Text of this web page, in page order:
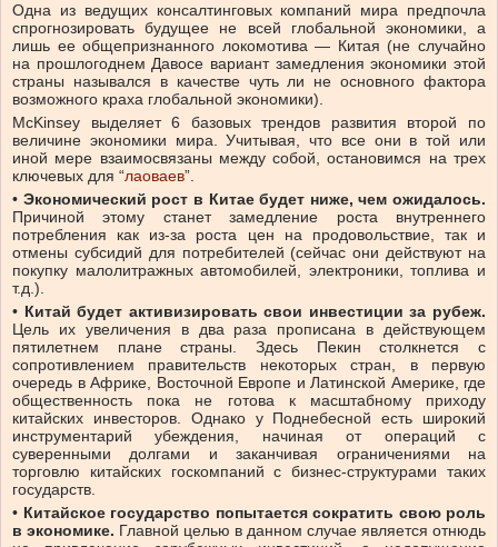
Одна из ведущих консалтинговых компаний мира предпочла
спрогнозировать будущее не всей глобальной экономики, а
лишь ее общепризнанного локомотива — Китая (не случайно
на прошлогоднем Давосе вариант замедления экономики этой
страны назывался в качестве чуть ли не основного фактора
возможного краха глобальной экономики).
McKinsey выделяет 6 базовых трендов развития второй по
величине экономики мира. Учитывая, что все они в той или
иной мере взаимосвязаны между собой, остановимся на трех
ключевых для “лаоваев”.
• Экономический рост в Китае будет ниже, чем ожидалось.
Причиной этому станет замедление роста внутреннего
потребления как из-за роста цен на продовольствие, так и
отмены субсидий для потребителей (сейчас они действуют на
покупку малолитражных автомобилей, электроники, топлива и
т.д.).
• Китай будет активизировать свои инвестиции за рубеж.
Цель их увеличения в два раза прописана в действующем
пятилетнем плане страны. Здесь Пекин столкнется с
сопротивлением правительств некоторых стран, в первую
очередь в Африке, Восточной Европе и Латинской Америке, где
общественность пока не готова к масштабному приходу
китайских инвесторов. Однако у Поднебесной есть широкий
инструментарий убеждения, начиная от операций с
суверенными долгами и заканчивая ограничениями на
торговлю китайских госкомпаний с бизнес-структурами таких
государств.
• Китайское государство попытается сократить свою роль
в экономике. Главной целью в данном случае является отнюдь